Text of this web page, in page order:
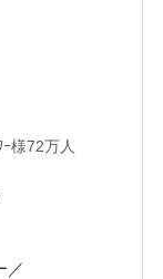
様72万人
／